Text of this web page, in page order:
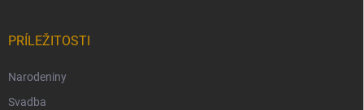
PRÍLEŽITOSTI
Narodeniny
Svadba